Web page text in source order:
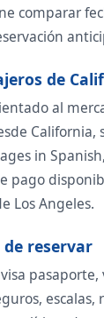
comparar
de
al
California,
in
pago
Los Angeles.
reservar
pasaporte,